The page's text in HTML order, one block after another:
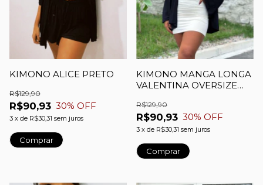
KIMONO ALICE PRETO
R$90,93
R$129,90
30% OFF
3 x de R$30,31 sem juros
Comprar
KIMONO MANGA LONGA
VALENTINA OVERSIZE
R$90,93
R$129,90
30% OFF
3 x de R$30,31 sem juros
Comprar